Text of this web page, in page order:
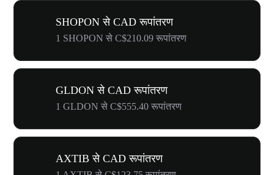
SHOPON से CAD रूपांतरण
1 SHOPON से C$210.09 रूपांतरण
GLDON से CAD रूपांतरण
1 GLDON से C$555.40 रूपांतरण
AXTIB से CAD रूपांतरण